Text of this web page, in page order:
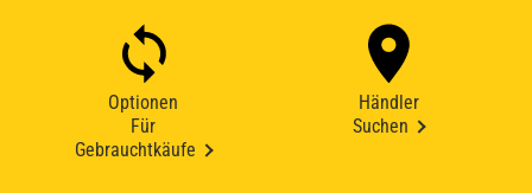
Optionen
Für
Gebrauchtkäufe
Händler
Suchen